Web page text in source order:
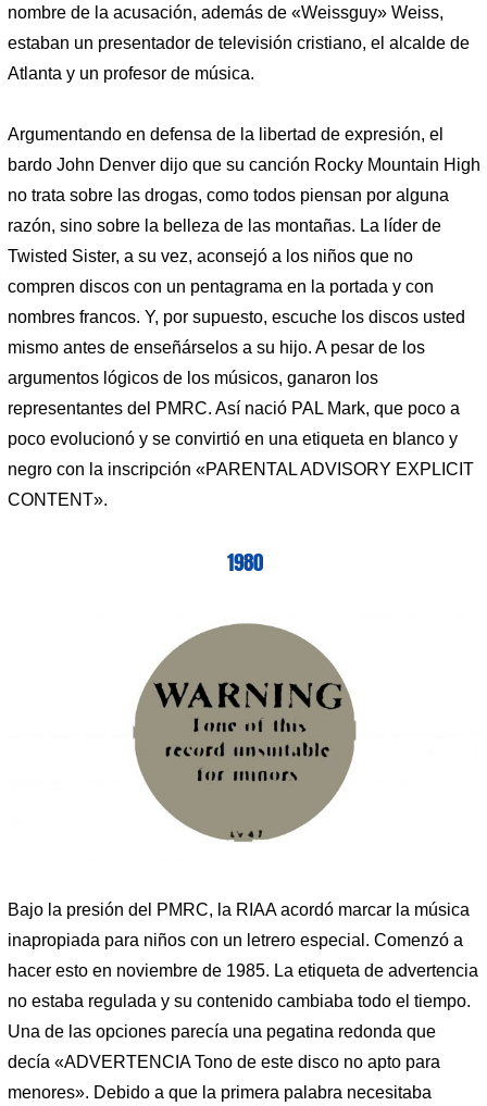
nombre de la acusación, además de «Weissguy» Weiss,
estaban un presentador de televisión cristiano, el alcalde de
Atlanta y un profesor de música.
Argumentando en defensa de la libertad de expresión, el
bardo John Denver dijo que su canción Rocky Mountain High
no trata sobre las drogas, como todos piensan por alguna
razón, sino sobre la belleza de las montañas. La líder de
Twisted Sister, a su vez, aconsejó a los niños que no
compren discos con un pentagrama en la portada y con
nombres francos. Y, por supuesto, escuche los discos usted
mismo antes de enseñárselos a su hijo. A pesar de los
argumentos lógicos de los músicos, ganaron los
representantes del PMRC. Así nació PAL Mark, que poco a
poco evolucionó y se convirtió en una etiqueta en blanco y
negro con la inscripción «PARENTAL ADVISORY EXPLICIT
CONTENT».
1980
Bajo la presión del PMRC, la RIAA acordó marcar la música
inapropiada para niños con un letrero especial. Comenzó a
hacer esto en noviembre de 1985. La etiqueta de advertencia
no estaba regulada y su contenido cambiaba todo el tiempo.
Una de las opciones parecía una pegatina redonda que
decía «ADVERTENCIA Tono de este disco no apto para
menores». Debido a que la primera palabra necesitaba